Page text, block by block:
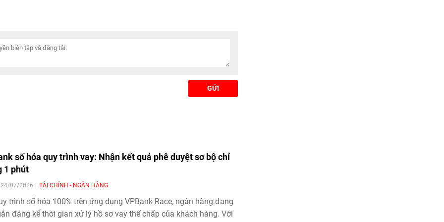
GỬI
số hóa quy trình vay: Nhận kết quả phê duyệt sơ bộ chỉ
1 phút
24/07/2026 TÀI CHÍNH - NGÂN HÀNG
trình số hóa 100% trên ứng dụng VPBank Race, ngân hàng đang
đáng kể thời gian xử lý hồ sơ vay thế chấp của khách hàng. Với